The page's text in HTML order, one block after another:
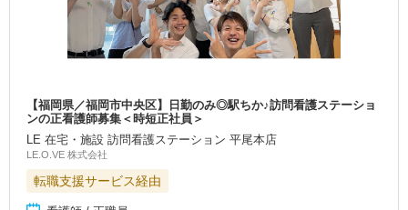
【福岡県／福岡市中央区】日勤のみ◎駅ちか♪訪問看護ステーショ
ンの正看護師募集＜時短正社員＞
LE 在宅・施設 訪問看護ステーション 平尾本店
LE.O.VE 株式会社
転職支援サービス経由